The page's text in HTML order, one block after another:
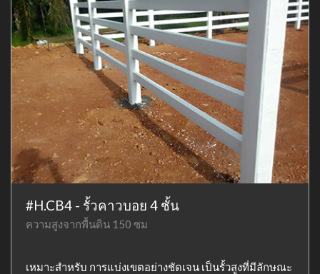
#H.CB4 - รั้วคาวบอย 4 ชั้น
ความสูงจากพื้นดิน 150 ซม
เหมาะสำหรับ การแบ่งเขตอย่างชัดเจน เป็นรั้วสูงที่มีลักษณะ